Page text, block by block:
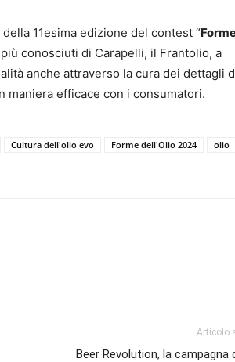
11esima edizione del contest “
conosciuti di Carapelli, il Frantolio, a
anche attraverso la cura dei dettagli
maniera efficace con i consumatori.
Cultura dell'olio evo Forme dell'Olio 2024
olio
Articolo
Beer Revolution, la campagna